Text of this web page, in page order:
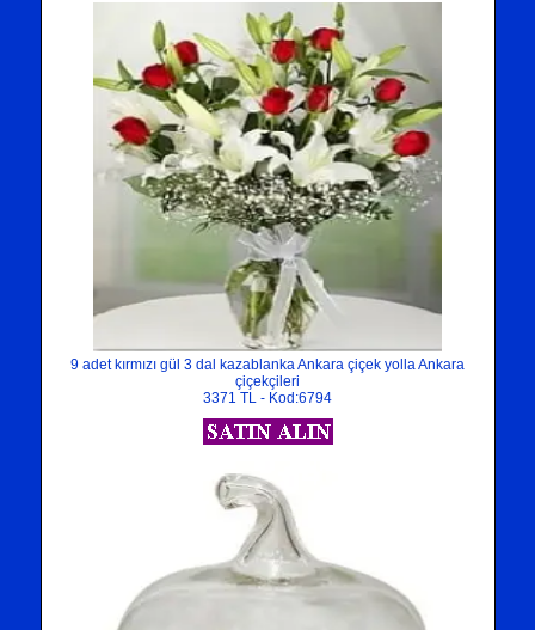
9 adet kırmızı gül 3 dal kazablanka Ankara çiçek yolla Ankara
çiçekçileri
3371 TL - Kod:6794